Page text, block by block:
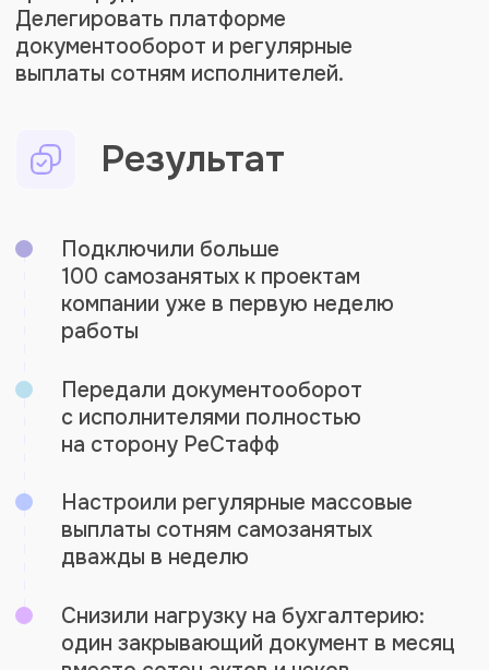
РеСтафф порекомендовал
руководитель партнёрской
компании, который уже работал
аутсорсингового бизнеса
с большим количеством
с другими сервисами. Задача была
не выбрать платформу, а быстро
перейти на работающую модель.
за неделю
Перевели всю работу с самозанятыми
на РеСтафф. Подключили исполнителей